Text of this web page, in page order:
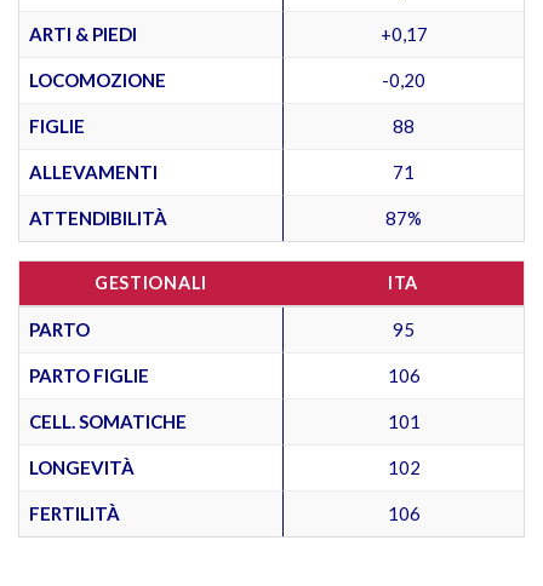
ARTI & PIEDI +0,17
LOCOMOZIONE -0,20
FIGLIE 88
ALLEVAMENTI 71
ATTENDIBILITÀ 87%
GESTIONALI ITA
PARTO 95
PARTO FIGLIE 106
CELL. SOMATICHE 101
LONGEVITÀ 102
FERTILITÀ 106